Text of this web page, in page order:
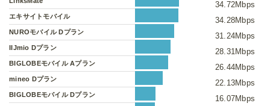
34.72Mbps
エキサイトモバイル 34.28Mbps
NUROモバイル Dプラン 31.24Mbps
IIJmio Dプラン 28.31Mbps
BIGLOBEモバイル Aプラン 26.44Mbps
mineo Dプラン 22.13Mbps
BIGLOBEモバイル Dプラン 16.07Mbps